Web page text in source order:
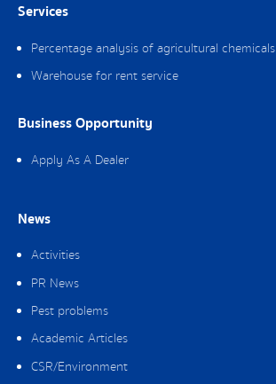
Services
Percentage analysis of agricultural chemicals
Warehouse for rent service
Business Opportunity
Apply As A Dealer
News
Activities
PR News
Pest problems
Academic Articles
CSR/Environment